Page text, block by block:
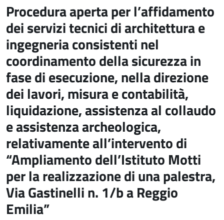
Procedura aperta per l’affidamento
dei servizi tecnici di architettura e
ingegneria consistenti nel
coordinamento della sicurezza in
fase di esecuzione, nella direzione
dei lavori, misura e contabilità,
liquidazione, assistenza al collaudo
e assistenza archeologica,
relativamente all’intervento di
“Ampliamento dell’Istituto Motti
per la realizzazione di una palestra,
Via Gastinelli n. 1/b a Reggio
Emilia”